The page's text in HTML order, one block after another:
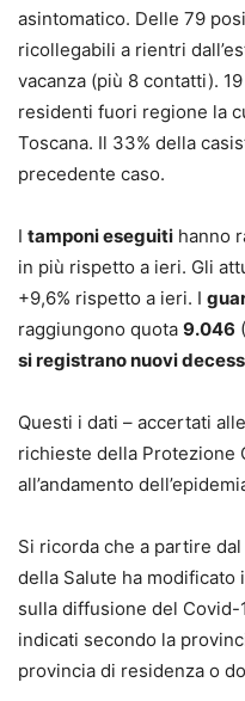
asintomatico. Delle 79
ricollegabili a rientri
vacanza (più 8 contatti).
residenti fuori regione la
Toscana. Il 33% della
precedente caso.
I tamponi eseguiti hanno
in più rispetto a ieri. Gli
+9,6% rispetto a ieri. I
raggiungono quota 9.046
si registrano nuovi
Questi i dati – accertati
richieste della Protezione
all’andamento
Si ricorda che a partire
della Salute ha
sulla diffusione del
indicati secondo la
provincia di residenza o